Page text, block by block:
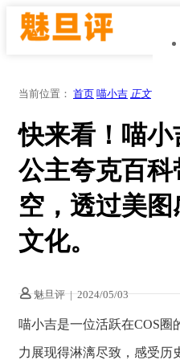
当前位置： 首页 喵小吉 正文
快来看！喵小
公主夸克百
空，透过美
文化。
魅旦评 | 2024/05/03
喵小吉是一位活跃在COS
力展现得淋漓尽致，感受历